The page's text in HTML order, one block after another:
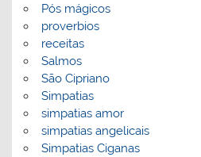
Pós mágicos
proverbios
receitas
Salmos
São Cipriano
Simpatias
simpatias amor
simpatias angelicais
Simpatias Ciganas